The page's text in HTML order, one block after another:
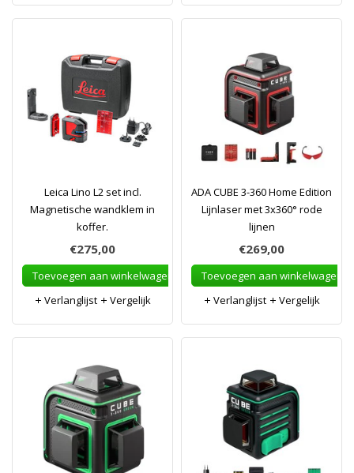
Leica Lino L2 set incl.
Magnetische wandklem in
koffer.
€275,00
Toevoegen aan winkelwagen
Verlanglijst
Vergelijk
ADA CUBE 3-360 Home Edition
Lijnlaser met 3x360° rode
lijnen
€269,00
Toevoegen aan winkelwagen
Verlanglijst
Vergelijk